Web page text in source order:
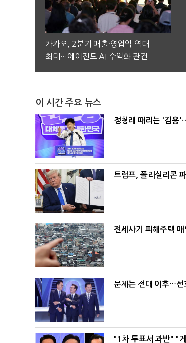
카카오, 2분기 매출·영업익 역대
최대…에이전트 AI 수익화 관건
이 시간 주요 뉴스
정청래 때리는 '김용
트럼프, 폴리실리콘
전세사기 피해주택
문제는 전대 이후…선
"1차 투표서 과반" "